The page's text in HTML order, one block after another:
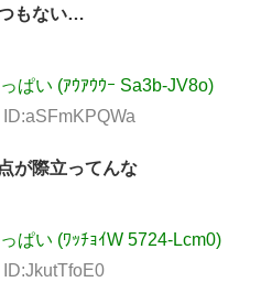
もない…
ぱい (ｱｳｱｳｳｰ Sa3b-JV8o)
が際立ってんな
ぱい (ﾜｯﾁｮｲW 5724-Lcm0)